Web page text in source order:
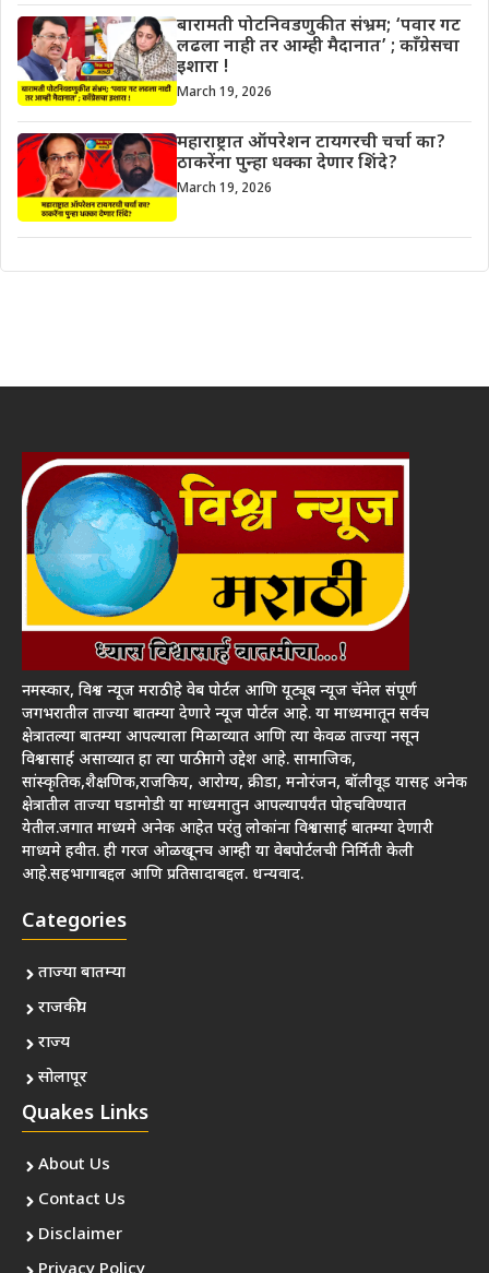
बारामती पोटनिवडणुकीत संभ्रम; ‘पवार गट
लढला नाही तर आम्ही मैदानात’ ; काँग्रेसचा
इशारा !
March 19, 2026
महाराष्ट्रात ऑपरेशन टायगरची चर्चा का?
ठाकरेंना पुन्हा धक्का देणार शिंदे?
March 19, 2026
नमस्कार, विश्व न्यूज मराठी हे वेब पोर्टल आणि यूट्यूब न्यूज चॅनेल संपूर्ण
जगभरातील ताज्या बातम्या देणारे न्यूज पोर्टल आहे. या माध्यमातून सर्वच
क्षेत्रातल्या बातम्या आपल्याला मिळाव्यात आणि त्या केवळ ताज्या नसून
विश्वासार्ह असाव्यात हा त्या पाठीमागे उद्देश आहे. सामाजिक,
सांस्कृतिक,शैक्षणिक,राजकिय, आरोग्य, क्रीडा, मनोरंजन, बॉलीवूड यासह अनेक
क्षेत्रातील ताज्या घडामोडी या माध्यमातुन आपल्यापर्यंत पोहचविण्यात
येतील.जगात माध्यमे अनेक आहेत परंतु लोकांना विश्वासार्ह बातम्या देणारी
माध्यमे हवीत. ही गरज ओळखूनच आम्ही या वेबपोर्टलची निर्मिती केली
आहे.सहभागाबद्दल आणि प्रतिसादाबद्दल. धन्यवाद.
Categories
ताज्या बातम्या
राजकीय
राज्य
सोलापूर
Quakes Links
About Us
Contact Us
Disclaimer